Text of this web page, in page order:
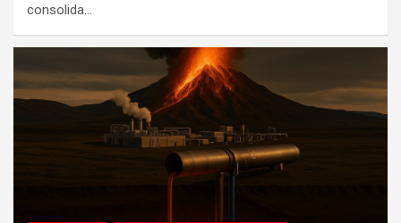
consolida…